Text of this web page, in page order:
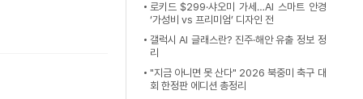
로키드 $299·샤오미 가세…AI 스마트 안경
‘가성비 vs 프리미엄’ 디자인 전
갤럭시 AI 글래스란? 진주·해안 유출 정보 정
리
"지금 아니면 못 산다" 2026 북중미 축구 대
회 한정판 에디션 총정리